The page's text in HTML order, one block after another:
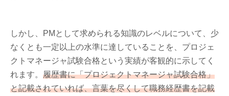
しかし、PMとして求められる知識のレベルについて、少
なくとも一定以上の水準に達していることを、プロジェ
クトマネージャ試験合格という実績が客観的に示してく
れます。 履歴書に「プロジェクトマネージャ試験合格」
と記載されていれば、言葉を尽くして職務経歴書を記載